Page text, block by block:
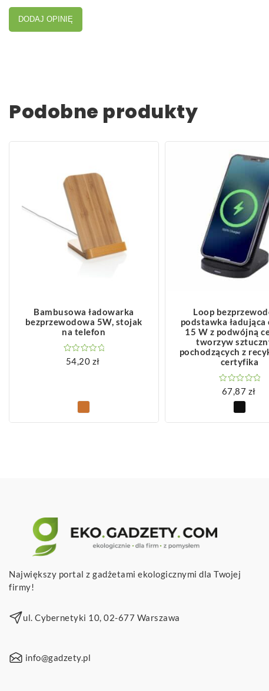
DODAJ OPINIĘ
Podobne produkty
Bambusowa ładowarka
bezprzewodowa 5W, stojak
na telefon
54,20 zł
Loop
podstawka ładująca
15 W z podwójną
tworzyw
pochodzących z
certyfika
67,87 zł
Największy portal z gadżetami ekologicznymi dla Twojej
firmy!
ul. Cybernetyki 10, 02-677 Warszawa
info@gadzety.pl